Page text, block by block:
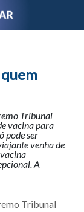
Tribunal
vacina para
pode ser
venha de
A
Tribunal